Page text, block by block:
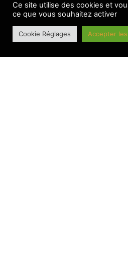
Le BesAC a bien lancé sa
Ce site utilise des cookies et
ce que vous souhaitez activer
Cookie Réglages Accepter